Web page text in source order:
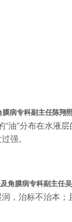
病专科副主任陈翔
“油”分布在水液
强。
角膜病专科副主任
，治标不治本；